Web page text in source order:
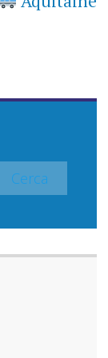
Cerca